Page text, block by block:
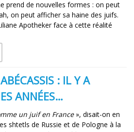
prend de nouvelles formes : on peut
on peut afficher sa haine des juifs.
Apotheker face à cette réalité
: IL Y A
ANNÉES…
un juif en France», disait-on en
shtetls de Russie et de Pologne à la